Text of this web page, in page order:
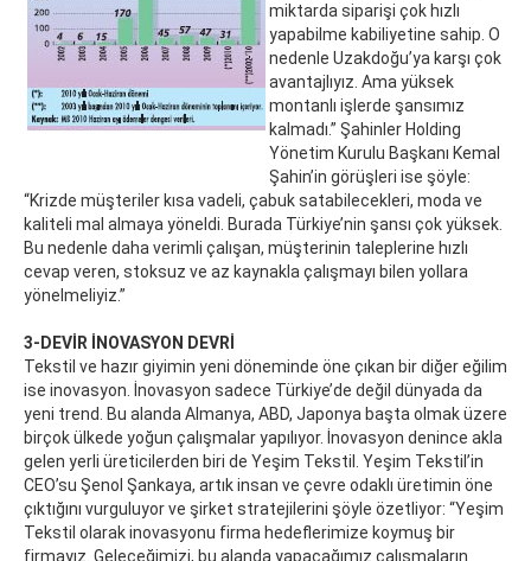
miktarda siparişi çok hızlı
yapabilme kabiliyetine sahip. O
nedenle Uzakdoğu’ya karşı çok
avantajlıyız. Ama yüksek
montanlı işlerde şansımız
kalmadı.” Şahinler Holding
Yönetim Kurulu Başkanı Kemal
Şahin’in görüşleri ise şöyle:
“Krizde müşteriler kısa vadeli, çabuk satabilecekleri, moda ve
kaliteli mal almaya yöneldi. Burada Türkiye’nin şansı çok yüksek.
Bu nedenle daha verimli çalışan, müşterinin taleplerine hızlı
cevap veren, stoksuz ve az kaynakla çalışmayı bilen yollara
yönelmeliyiz.”
3-DEVİR İNOVASYON DEVRİ
Tekstil ve hazır giyimin yeni döneminde öne çıkan bir diğer eğilim
ise inovasyon. İnovasyon sadece Türkiye’de değil dünyada da
yeni trend. Bu alanda Almanya, ABD, Japonya başta olmak üzere
birçok ülkede yoğun çalışmalar yapılıyor. İnovasyon denince akla
gelen yerli üreticilerden biri de Yeşim Tekstil. Yeşim Tekstil’in
CEO’su Şenol Şankaya, artık insan ve çevre odaklı üretimin öne
çıktığını vurguluyor ve şirket stratejilerini şöyle özetliyor: “Yeşim
Tekstil olarak inovasyonu firma hedeflerimize koymuş bir
firmayız. Geleceğimizi, bu alanda yapacağımız çalışmaların